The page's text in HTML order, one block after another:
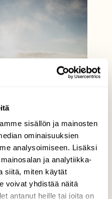
sisällön ja mainosten
ominaisuuksien
analysoimiseen. Lisäksi
ja analytiikka-
siitä, miten käytät
voivat yhdistää näitä
antanut heille tai joita on